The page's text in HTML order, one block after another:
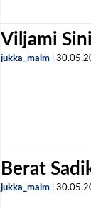
Viljami
jukka_malm
Berat
jukka_malm